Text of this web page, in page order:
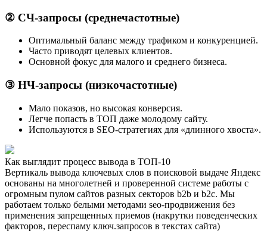
② СЧ-запросы (среднечастотные)
Оптимальный баланс между трафиком и конкуренцией.
Часто приводят целевых клиентов.
Основной фокус для малого и среднего бизнеса.
③ НЧ-запросы (низкочастотные)
Мало показов, но высокая конверсия.
Легче попасть в ТОП даже молодому сайту.
Используются в SEO-стратегиях для «длинного хвоста».
Как выглядит процесс вывода в ТОП-10
Вертикаль вывода ключевых слов в поисковой выдаче Яндекс
основаны на многолетней и проверенной системе работы с
огромным пулом сайтов разных секторов b2b и b2c. Мы
работаем только белыми методами seo-продвижения без
применения запрещенных приемов (накрутки поведенческих
факторов, переспаму ключ.запросов в текстах сайта)